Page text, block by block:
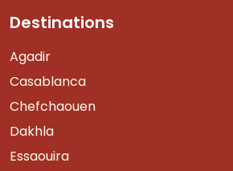
Destinations
Agadir
Casablanca
Chefchaouen
Dakhla
Essaouira